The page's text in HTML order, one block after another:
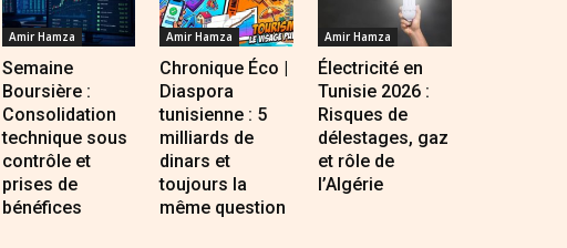
Amir Hamza
Semaine
Boursière :
Consolidation
technique sous
contrôle et
prises de
bénéfices
Amir Hamza
Chronique Éco |
Diaspora
tunisienne : 5
milliards de
dinars et
toujours la
même question
Amir Hamza
Électricité en
Tunisie 2026 :
Risques de
délestages, gaz
et rôle de
l’Algérie